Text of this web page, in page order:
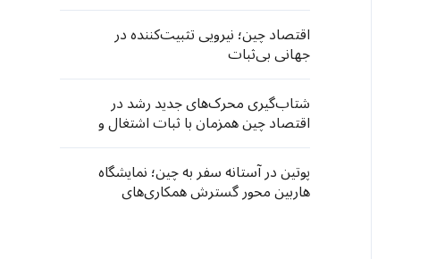
اقتصاد چین؛ نیرویی تثبیت‌کننده در
جهانی بی‌ثبات
شتاب‌گیری محرک‌های جدید رشد در
اقتصاد چین همزمان با ثبات اشتغال و
مصرف
پوتین در آستانه سفر به چین؛ نمایشگاه
هاربین محور گسترش همکاری‌های